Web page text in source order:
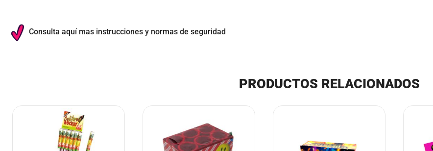
Consulta aquí mas instrucciones y normas de seguridad
PRODUCTOS RELACIONADOS